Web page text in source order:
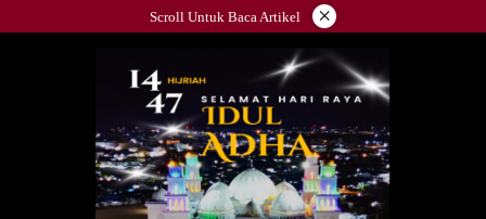
ke
Scroll Untuk Baca Artikel ×